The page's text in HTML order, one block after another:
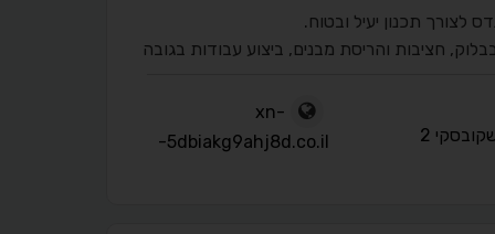
לצורך תכנון יעיל ובטוח.
חציבות והריסת מבנים, ביצוע עבודות בגובה
2
xn-
-5dbiakg9ahj8d.co.il